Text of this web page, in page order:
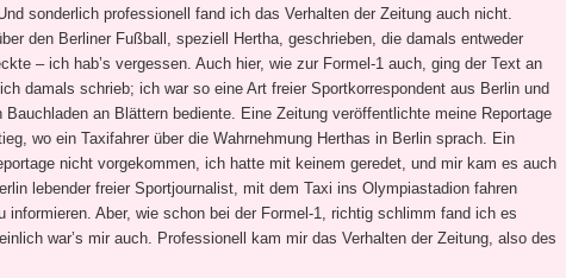
sonderlich professionell fand ich das Verhalten der Zeitung auch nicht.
den Berliner Fußball, speziell Hertha, geschrieben, die damals entweder
– ich hab’s vergessen. Auch hier, wie zur Formel-1 auch, ging der Text an
damals schrieb; ich war so eine Art freier Sportkorrespondent aus Berlin und
an Blättern bediente. Eine Zeitung veröffentlichte meine Reportage
wo ein Taxifahrer über die Wahrnehmung Herthas in Berlin sprach. Ein
nicht vorgekommen, ich hatte mit keinem geredet, und mir kam es auch
lebender freier Sportjournalist, mit dem Taxi ins Olympiastadion fahren
Aber, wie schon bei der Formel-1, richtig schlimm fand ich es
war’s mir auch. Professionell kam mir das Verhalten der Zeitung, also des